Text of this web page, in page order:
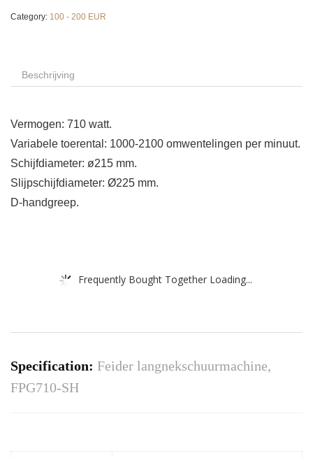
Category: 100 - 200 EUR
Beschrijving
Vermogen: 710 watt.
Variabele toerental: 1000-2100 omwentelingen per minuut.
Schijfdiameter: ø215 mm.
Slijpschijfdiameter: Ø225 mm.
D-handgreep.
Frequently Bought Together Loading...
Specification: Feider langnekschuurmachine,
FPG710-SH